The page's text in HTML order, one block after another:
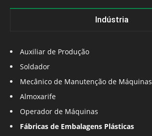
Indústria
Auxiliar de Produção
Soldador
Mecânico de Manutenção de Máquinas
Almoxarife
Operador de Máquinas
Fábricas de Embalagens Plásticas